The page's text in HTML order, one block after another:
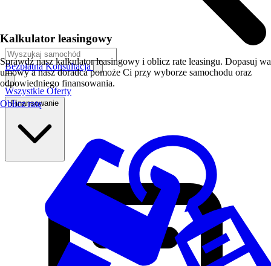
Bezpłatna Konsultacja
Wszystkie Oferty
Finansowanie
Kalkulator leasingowy
Sprawdź nasz kalkulator leasingowy i oblicz rate leasingu. Dopasuj
umowy a nasz doradca pomoże Ci przy wyborze samochodu oraz
odpowiedniego finansowania.
Oblicz ratę